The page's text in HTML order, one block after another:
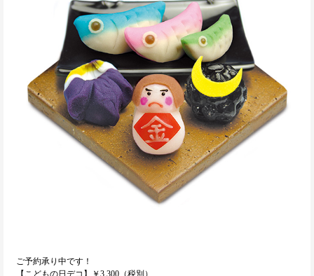
ご予約承り中です！